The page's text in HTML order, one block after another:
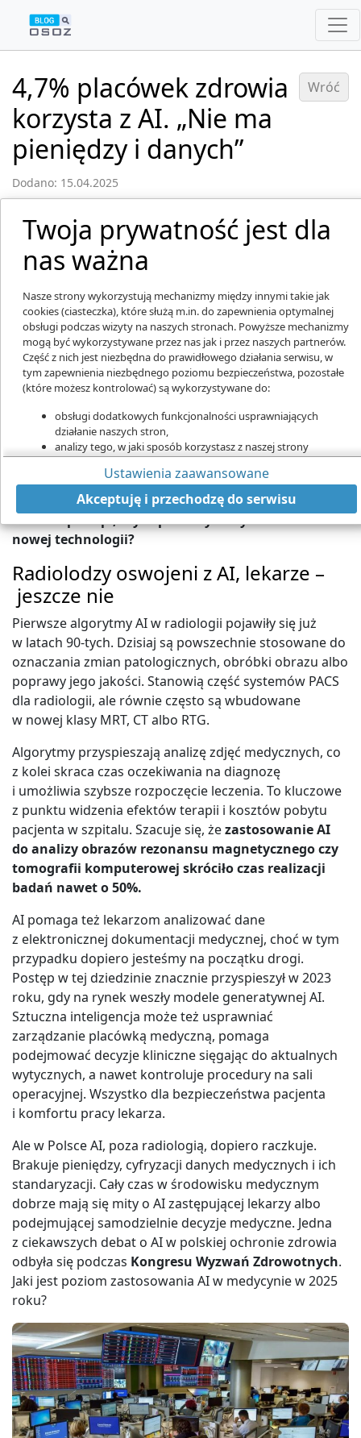
4,7% placówek zdrowia
korzysta z AI. „Nie ma
pieniędzy i danych”
Dodano: 15.04.2025
Wróć
AI jest kolejnym narzędziem w rękach lekarza, a nie jego zamiennikiem. Z
jedną uwagą – to narzędzie o ogromnych możliwościach
Potencjał sztucznej inteligencji jest ogromny: AI
może być drugą parą oczu lekarza i wyręczyć go
w wielu obowiązkach administracyjnych. Ale
równie duże jak nadzieje są obawy. Czy ochrona
zdrowia prześpi, czy w pełni wykorzysta możliwości
nowej technologii?
Radiolodzy oswojeni z AI, lekarze –
jeszcze nie
Pierwsze algorytmy AI w radiologii pojawiły się już
w latach 90-tych. Dzisiaj są powszechnie stosowane do
oznaczania zmian patologicznych, obróbki obrazu albo
poprawy jego jakości. Stanowią część systemów PACS
dla radiologii, ale równie często są wbudowane
w nowej klasy MRT, CT albo RTG.
Algorytmy przyspieszają analizę zdjęć medycznych, co
z kolei skraca czas oczekiwania na diagnozę
i umożliwia szybsze rozpoczęcie leczenia. To kluczowe
z punktu widzenia efektów terapii i kosztów pobytu
pacjenta w szpitalu. Szacuje się, żezastosowanie AI
do analizy obrazów rezonansu magnetycznego czy
tomografii komputerowej skróciło czas realizacji
badań nawet o 50%.
AI pomaga też lekarzom analizować dane
z elektronicznej dokumentacji medycznej, choć w tym
przypadku dopiero jesteśmy na początku drogi.
Postęp w tej dziedzinie znacznie przyspieszył w 2023
roku, gdy na rynek weszły modele generatywnej AI.
Sztuczna inteligencja może też usprawniać
zarządzanie placówką medyczną, pomaga
podejmować decyzje kliniczne sięgając do aktualnych
wytycznych, a nawet kontroluje procedury na sali
operacyjnej. Wszystko dla bezpieczeństwa pacjenta
i komfortu pracy lekarza.
Ale w Polsce AI, poza radiologią, dopiero raczkuje.
Brakuje pieniędzy, cyfryzacji danych medycznych i ich
standaryzacji. Cały czas w środowisku medycznym
dobrze mają się mity o AI zastępującej lekarzy albo
podejmującej samodzielnie decyzje medyczne. Jedna
z ciekawszych debat o AI w polskiej ochronie zdrowia
odbyła się podczas Kongresu Wyzwań Zdrowotnych.
Jaki jest poziom zastosowania AI w medycynie w 2025
roku?
Twoja prywatność jest dla
nas ważna
Nasze strony wykorzystują mechanizmy między innymi takie jak
cookies (ciasteczka), które służą m.in. do zapewnienia optymalnej
obsługi podczas wizyty na naszych stronach. Powyższe mechanizmy
mogą być wykorzystywane przez nas jak i przez naszych partnerów.
Część z nich jest niezbędna do prawidłowego działania serwisu, w
tym zapewnienia niezbędnego poziomu bezpieczeństwa, pozostałe
(które możesz kontrolować) są wykorzystywane do:
obsługi dodatkowych funkcjonalności usprawniających
działanie naszych stron,
analizy tego, w jaki sposób korzystasz z naszej strony
marketingu bezpośredniego,
udostępniania funkcji mediów społecznościowych.
Kliknij „Akceptuję i przechodzę do strony”, aby wyrazić zgodę
na przetwarzanie przez nas i naszych partnerów Twoich
danych w powyższych celach.
Pamiętaj, że wyrażenie zgody jest dobrowolne, a wyrażoną zgodę
możesz w każdej chwili cofnąć, możesz też wycofać zgodę na
przetwarzanie Twoich danych tylko w niektórych celach. Jeżeli
chcesz dowiedzieć się więcej lub chcesz przeprowadzić konfigurację
zaawansowanych”.
Więcej informacji na temat wykorzystywania narzędzi zewnętrznych
na naszych stronach znajdziesz wPolityce cookies.
Ustawienia zaawansowane
Akceptuję i przechodzę do serwisu